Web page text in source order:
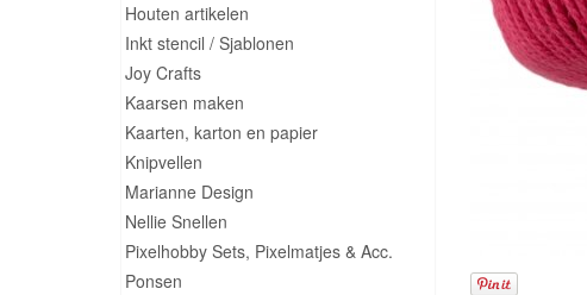
Houten artikelen
Inkt stencil / Sjablonen
Joy Crafts
Kaarsen maken
Kaarten, karton en papier
Knipvellen
Marianne Design
Nellie Snellen
Pixelhobby Sets, Pixelmatjes & Acc.
Ponsen